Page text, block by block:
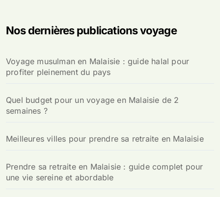
r
e
r
Nos dernières publications voyage
Voyage musulman en Malaisie : guide halal pour
profiter pleinement du pays
Quel budget pour un voyage en Malaisie de 2
semaines ?
Meilleures villes pour prendre sa retraite en Malaisie
Prendre sa retraite en Malaisie : guide complet pour
une vie sereine et abordable